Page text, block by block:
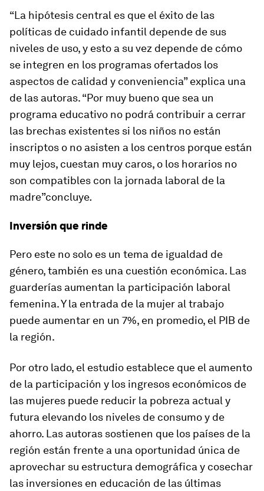
“La hipótesis central es que el éxito de las
políticas de cuidado infantil depende de sus
niveles de uso, y esto a su vez depende de cómo
se integren en los programas ofertados los
aspectos de calidad y conveniencia” explica una
de las autoras. “Por muy bueno que sea un
programa educativo no podrá contribuir a cerrar
las brechas existentes si los niños no están
inscriptos o no asisten a los centros porque están
muy lejos, cuestan muy caros, o los horarios no
son compatibles con la jornada laboral de la
madre”concluye.
Inversión que rinde
Pero este no solo es un tema de igualdad de
género, también es una cuestión económica. Las
guarderías aumentan la participación laboral
femenina. Y la entrada de la mujer al trabajo
puede aumentar en un 7%, en promedio, el PIB de
la región.
Por otro lado, el estudio establece que el aumento
de la participación y los ingresos económicos de
las mujeres puede reducir la pobreza actual y
futura elevando los niveles de consumo y de
ahorro. Las autoras sostienen que los países de la
región están frente a una oportunidad única de
aprovechar su estructura demográfica y cosechar
las inversiones en educación de las últimas